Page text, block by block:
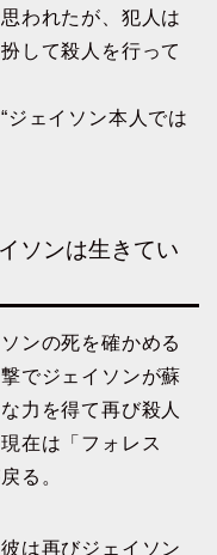
われたが、犯人は
して殺人を行って
ジェイソン本人では
ソンは生きてい
ンの死を確かめる
でジェイソンが蘇
力を得て再び殺人
在は「フォレス
る。
は再びジェイソン